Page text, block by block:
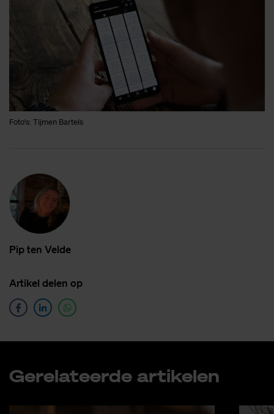
Foto's: Tijmen Bartels
Pip ten Vel­de
Ar­ti­kel de­len op
Ge­re­la­teer­de ar­ti­ke­len